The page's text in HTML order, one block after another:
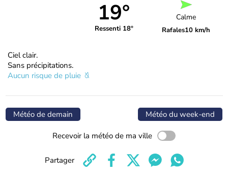
19°
Ressenti 18°
Calme
Rafales10 km/h
Ciel clair.
Sans précipitations.
Aucun risque de pluie
Météo de demain Météo du week-end
Recevoir la météo de ma ville
Partager